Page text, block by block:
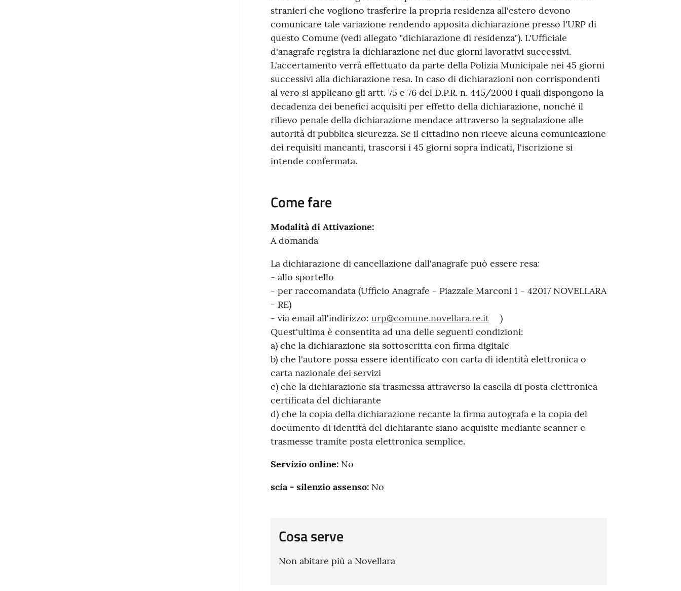
stranieri che vogliono trasferire la propria residenza all'estero devono
comunicare tale variazione rendendo apposita dichiarazione presso l'URP di
questo Comune (vedi allegato "dichiarazione di residenza"). L'Ufficiale
d'anagrafe registra la dichiarazione nei due giorni lavorativi successivi.
L'accertamento verrà effettuato da parte della Polizia Municipale nei 45 giorni
successivi alla dichiarazione resa. In caso di dichiarazioni non corrispondenti
al vero si applicano gli artt. 75 e 76 del D.P.R. n. 445/2000 i quali dispongono la
decadenza dei benefici acquisiti per effetto della dichiarazione, nonché il
rilievo penale della dichiarazione mendace attraverso la segnalazione alle
autorità di pubblica sicurezza. Se il cittadino non riceve alcuna comunicazione
dei requisiti mancanti, trascorsi i 45 giorni sopra indicati, l'iscrizione si
intende confermata.
Come fare
Modalità di Attivazione:
A domanda
La dichiarazione di cancellazione dall'anagrafe può essere resa:
- allo sportello
- per raccomandata (Ufficio Anagrafe - Piazzale Marconi 1 - 42017 NOVELLARA
- RE)
- via email all'indirizzo: urp@comune.novellara.re.it
)
Quest'ultima è consentita ad una delle seguenti condizioni:
a) che la dichiarazione sia sottoscritta con firma digitale
b) che l'autore possa essere identificato con carta di identità elettronica o
carta nazionale dei servizi
c) che la dichiarazione sia trasmessa attraverso la casella di posta elettronica
certificata del dichiarante
d) che la copia della dichiarazione recante la firma autografa e la copia del
documento di identità del dichiarante siano acquisite mediante scanner e
trasmesse tramite posta elettronica semplice.
Servizio online: No
scia - silenzio assenso: No
Cosa serve
Non abitare più a Novellara